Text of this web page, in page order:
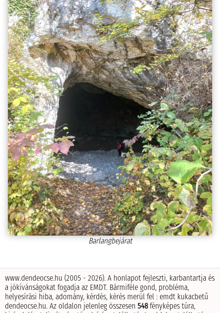
Barlangbejárat
www.dendeocse.hu (2005 - 2026). A honlapot fejleszti, karbantartja és
a jókívánságokat fogadja az EMDT. Bármiféle gond, probléma,
helyesírási hiba, adomány, kérdés, kérés merül fel : emdt kukacbetű
dendeocse.hu. Az oldalon jelenleg összesen 548fényképes túra,